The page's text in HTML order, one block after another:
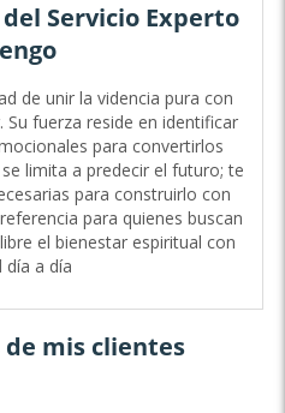
Servicio Experto
de unir la videncia pura con
fuerza reside en identificar
para convertirlos
limita a predecir el futuro; te
para construirlo con
para quienes buscan
el bienestar espiritual con
día a día
mis clientes